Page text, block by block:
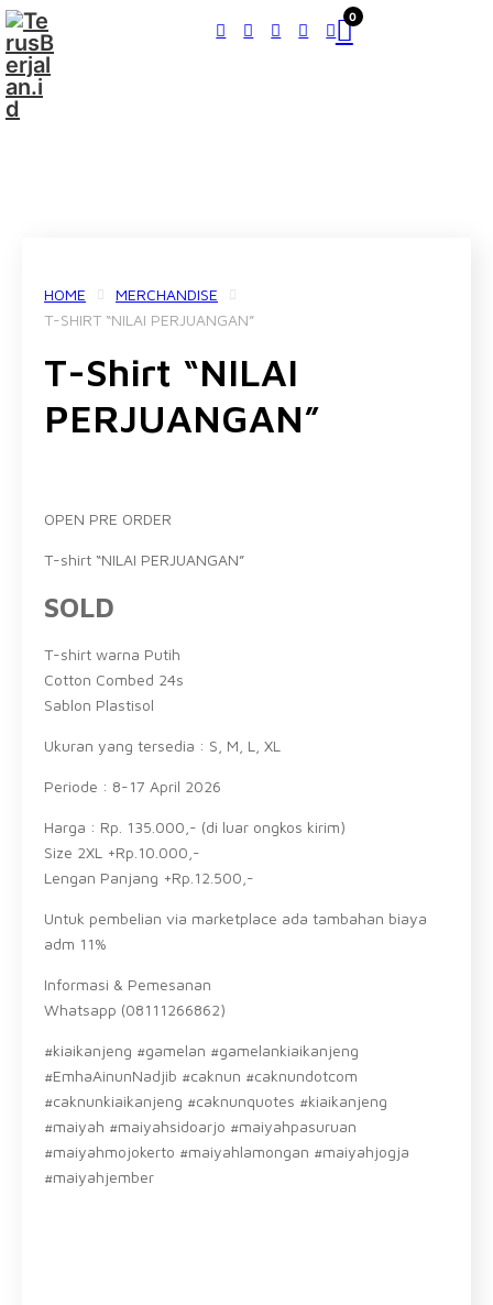
0
HOME
MERCHANDISE
T-SHIRT “NILAI PERJUANGAN”
T-Shirt “NILAI
PERJUANGAN”
OPEN PRE ORDER
T-shirt “NILAI PERJUANGAN”
SOLD
T-shirt warna Putih
Cotton Combed 24s
Sablon Plastisol
Ukuran yang tersedia : S, M, L, XL
Periode : 8-17 April 2026
Harga : Rp. 135.000,- (di luar ongkos kirim)
Size 2XL +Rp.10.000,-
Lengan Panjang +Rp.12.500,-
Untuk pembelian via marketplace ada tambahan biaya
adm 11%
Informasi & Pemesanan
Whatsapp (08111266862)
#kiaikanjeng #gamelan #gamelankiaikanjeng
#EmhaAinunNadjib #caknun #caknundotcom
#caknunkiaikanjeng #caknunquotes #kiaikanjeng
#maiyah #maiyahsidoarjo #maiyahpasuruan
#maiyahmojokerto #maiyahlamongan #maiyahjogja
#maiyahjember